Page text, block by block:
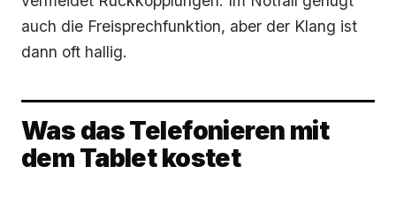
auch die Freisprechfunktion, aber der Klang ist
dann oft hallig.
Was das Telefonieren mit
dem Tablet kostet